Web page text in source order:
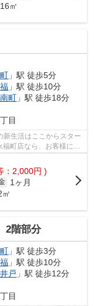
㎡
」駅 徒歩5分
」駅 徒歩10分
町 」駅 徒歩18分
目
生活はここからスター
町店なら、お客様に合
：2,000円 )
1ヶ月
2階部分
」駅 徒歩3分
」駅 徒歩10分
戸 」駅 徒歩12分
目